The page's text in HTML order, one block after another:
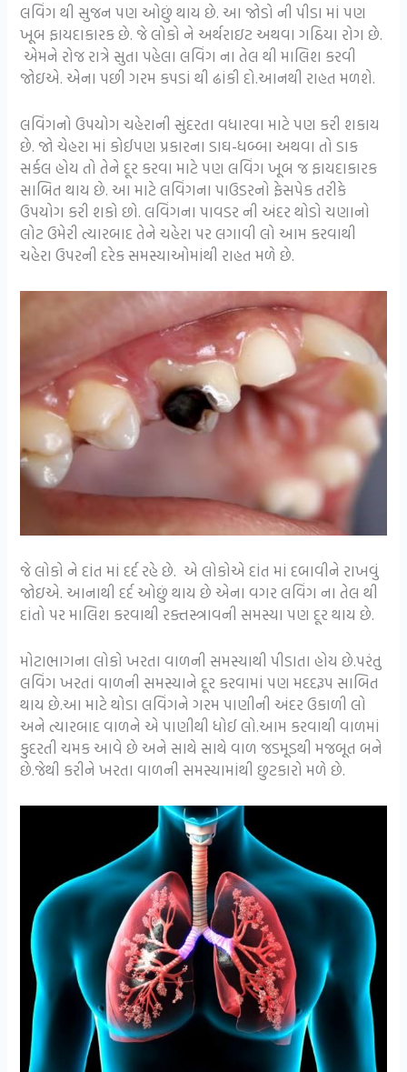
લવિંગ થી સુજન પણ ઓછું થાય છે. આ જોડો ની પીડા માં પણ
ખૂબ ફાયદાકારક છે. જે લોકો ને અર્થરાઇટ અથવા ગઠિયા રોગ છે.
એમને રોજ રાત્રે સુતા પહેલા લવિંગ ના તેલ થી માલિશ કરવી
જોઇએ. એના પછી ગરમ કપડાં થી ઢાંકી દો.આનથી રાહત મળશે.
લવિંગનો ઉપયોગ ચહેરાની સુંદરતા વધારવા માટે પણ કરી શકાય
છે. જો ચેહરા માં કોઈપણ પ્રકારના ડાઘ-ધબ્બા અથવા તો ડાક
સર્કલ હોય તો તેને દૂર કરવા માટે પણ લવિંગ ખૂબ જ ફાયદાકારક
સાબિત થાય છે. આ માટે લવિંગના પાઉડરનો ફેસપેક તરીકે
ઉપયોગ કરી શકો છો. લવિંગના પાવડર ની અંદર થોડો ચણાનો
લોટ ઉમેરી ત્યારબાદ તેને ચહેરા પર લગાવી લો આમ કરવાથી
ચહેરા ઉપરની દરેક સમસ્યાઓમાંથી રાહત મળે છે.
જે લોકો ને દાંત માં દર્દ રહે છે. એ લોકોએ દાંત માં દબાવીને રાખવું
જોઇએ. આનાથી દર્દ ઓછું થાય છે એના વગર લવિંગ ના તેલ થી
દાંતો પર માલિશ કરવાથી રક્તસ્ત્રાવની સમસ્યા પણ દૂર થાય છે.
મોટાભાગના લોકો ખરતા વાળની સમસ્યાથી પીડાતા હોય છે.પરંતુ
લવિંગ ખરતાં વાળની સમસ્યાને દૂર કરવામાં પણ મદદરૂપ સાબિત
થાય છે.આ માટે થોડા લવિંગને ગરમ પાણીની અંદર ઉકાળી લો
અને ત્યારબાદ વાળને એ પાણીથી ધોઈ લો.આમ કરવાથી વાળમાં
કુદરતી ચમક આવે છે અને સાથે સાથે વાળ જડમૂડથી મજબૂત બને
છે.જેથી કરીને ખરતા વાળની સમસ્યામાંથી છુટકારો મળે છે.